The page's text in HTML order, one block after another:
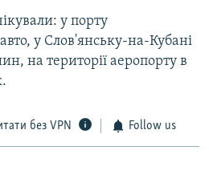
у порту
у Слов'янську-на-Кубані
на території аеропорту в
без VPN Follow us